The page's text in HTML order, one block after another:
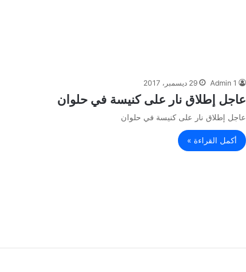
Admin 1 29 ديسمبر، 2017
عاجل إطلاق نار على كنيسة في حلوان
عاجل إطلاق نار على كنيسة في حلوان
أكمل القراءة »